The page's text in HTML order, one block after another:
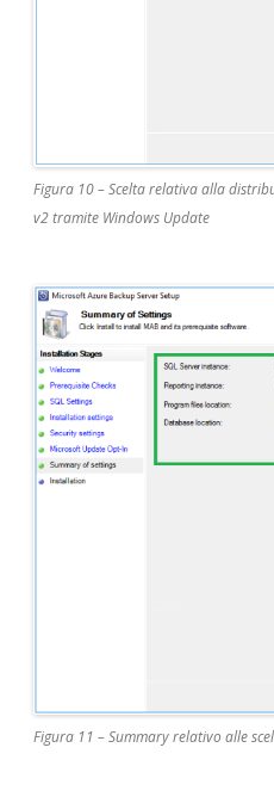
Figura 10 – Scelta relativa alla
v2 tramite Windows Update
Figura 11 – Summary relativo alle